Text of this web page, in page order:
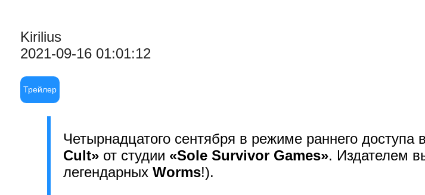
Kirilius
2021-09-16 01:01:12
Трейлер
Четырнадцатого сентября в режиме раннего доступа
Cult» от студии «Sole Survivor Games». Издателем
легендарных Worms!).